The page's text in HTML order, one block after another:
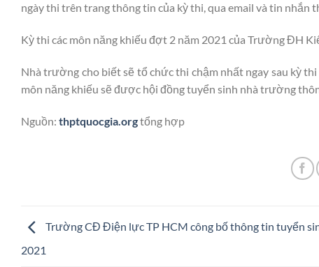
ngày thi trên trang thông tin của kỳ thi, qua email và tin nhắn
Kỳ thi các môn năng khiếu đợt 2 năm 2021 của Trường ĐH
Nhà trường cho biết sẽ tổ chức thi chậm nhất ngay sau kỳ
môn năng khiếu sẽ được hội đồng tuyển sinh nhà trường
Nguồn: thptquocgia.orgtổng hợp
Trường CĐ Điện lực TP HCM công bố thông tin tuyển
2021